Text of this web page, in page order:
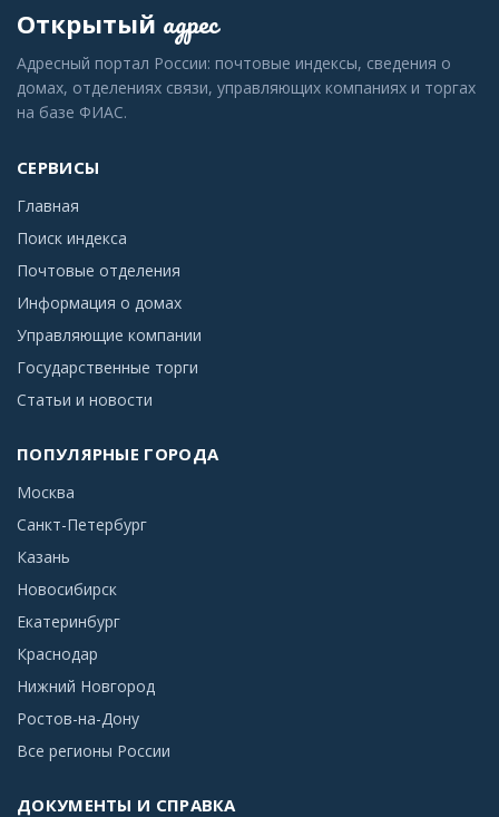
Открытый адрес
Адресный портал России: почтовые индексы, сведения о
домах, отделениях связи, управляющих компаниях и торгах
на базе ФИАС.
СЕРВИСЫ
Главная
Поиск индекса
Почтовые отделения
Информация о домах
Управляющие компании
Государственные торги
Статьи и новости
ПОПУЛЯРНЫЕ ГОРОДА
Москва
Санкт-Петербург
Казань
Новосибирск
Екатеринбург
Краснодар
Нижний Новгород
Ростов-на-Дону
Все регионы России
ДОКУМЕНТЫ И СПРАВКА